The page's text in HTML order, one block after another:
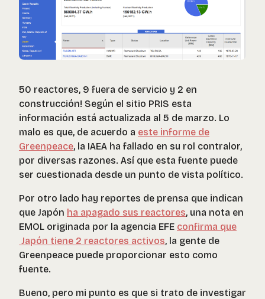
50 reactores, 9 fuera de servicio y 2 en
construcción! Según el sitio PRIS esta
información está actualizada al 5 de marzo. Lo
malo es que, de acuerdo a este informe de
Greenpeace, la IAEA ha fallado en su rol contralor,
por diversas razones. Así que esta fuente puede
ser cuestionada desde un punto de vista político.
Por otro lado hay reportes de prensa que indican
que Japón ha apagado sus reactores, una nota en
EMOL originada por la agencia EFE confirma que
Japón tiene 2 reactores activos, la gente de
Greenpeace puede proporcionar esto como
fuente.
Bueno, pero mi punto es que si trato de investigar